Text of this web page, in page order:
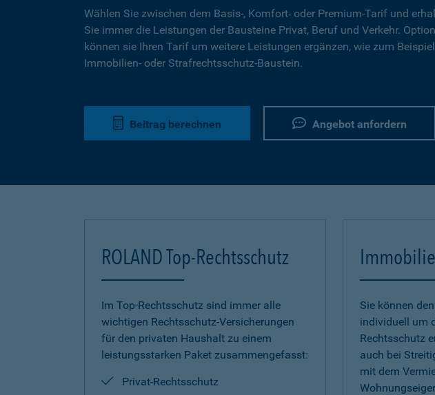
Wählen Sie zwischen dem Basis-, Komfort- oder Premium-Tarif und
Sie immer die Leistungen der Bausteine Privat, Beruf und Verkehr.
können sie Ihren Tarif um weitere Leistungen ergänzen, wie zum
Immobilien- oder Strafrechtsschutz-Baustein.
Beitrag berechnen Angebot anfordern
ROLAND Top-Rechtsschutz
Im Top-Rechtsschutz sind immer alle
wichtigen Rechtsschutz-Versicherungen
für den privaten Haushalt zu einem
leistungsstarken Paket zusammengefasst:
Privat-Rechtsschutz
Sie können
individuell um
Rechtsschutz
auch bei
mit dem